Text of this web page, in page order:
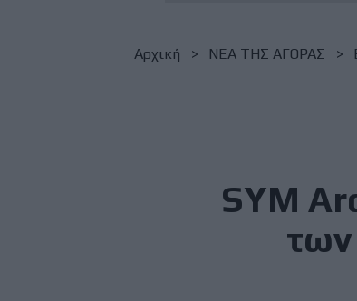
Breadcrumb
Αρχική NΕΑ ΤΗΣ ΑΓΟΡΑΣ
SYM
των